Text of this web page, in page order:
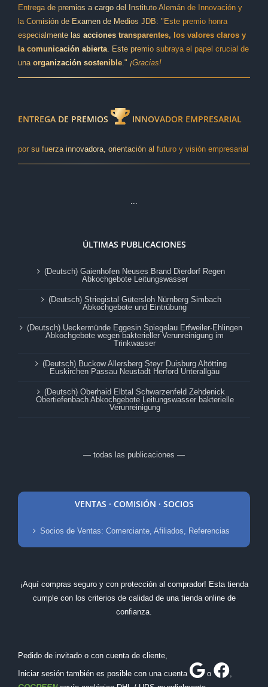
Entrega de premios a cargo del Instituto Alemán de Innovación y
la Comisión de Examen de Medios JDB: "Este premio honra
especialmente las acciones transparentes, los valores claros y
la comunicación abierta . Este premio subraya el papel crucial de
una organización sostenible ." ¡Gracias!
ENTREGA DE PREMIOS INNOVADOR EMPRESARIAL
por su fuerza innovadora, orientación al futuro y visión empresarial
...
ÚLTIMAS PUBLICACIONES
(Deutsch) Gaienhofen Neuses Brand Dierdorf Regen
Abkochgebote Leitungswasser
(Deutsch) Striegistal Gütersloh Nürnberg Simbach
Abkochgebote und Eintrübung
(Deutsch) Ueckermünde Eggesin Spiegelau Erfweiler-Ehlingen
Abkochgebote wegen bakterieller Verunreinigung im
Trinkwasser
(Deutsch) Buckow Allersberg Steyr Duisburg Altötting
Euskirchen Passau Neustadt Herford Unterallgäu
(Deutsch) Oberhaid Elbtal Schwarzenfeld Zehdenick
Obertiefenbach Abkochgebote Leitungswasser bakterielle
Verunreinigung
— todas las publicaciones —
VENTAS · COMISIÓN · SOCIOS
Socios de Ventas: Comerciante, Afiliados, Referencias
¡Aquí compras seguro y con protección al comprador! Esta tienda
cumple con los criterios de calidad de una tienda online de
confianza.
Pedido de invitado o con cuenta de cliente,
Iniciar sesión también es posible con una cuenta
o
,